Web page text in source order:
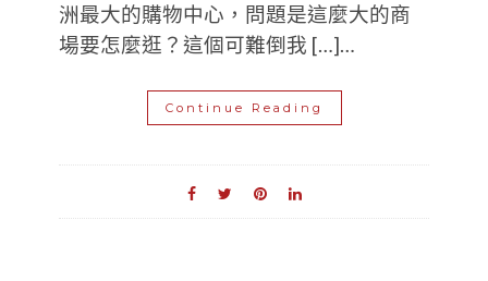
洲最大的購物中心，問題是這麼大的商
場要怎麼逛？這個可難倒我 […]…
Continue Reading